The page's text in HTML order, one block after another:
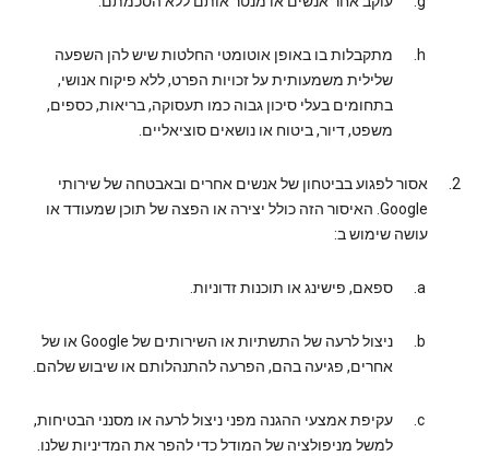
מתקבלות בו באופן אוטומטי החלטות שיש להן השפעה
שלילית משמעותית על זכויות הפרט, ללא פיקוח אנושי,
בתחומים בעלי סיכון גבוה כמו תעסוקה, בריאות, כספים,
משפט, דיור, ביטוח או נושאים סוציאליים.
אסור לפגוע בביטחון של אנשים אחרים ובאבטחה של שירותי
Google. האיסור הזה כולל יצירה או הפצה של תוכן שמעודד או
עושה שימוש ב:
ספאם, פישינג או תוכנות זדוניות.
ניצול לרעה של התשתיות או השירותים של Google או של
אחרים, פגיעה בהם, הפרעה להתנהלותם או שיבוש שלהם.
עקיפת אמצעי ההגנה מפני ניצול לרעה או מסנני הבטיחות,
למשל מניפולציה של המודל כדי להפר את המדיניות שלנו.